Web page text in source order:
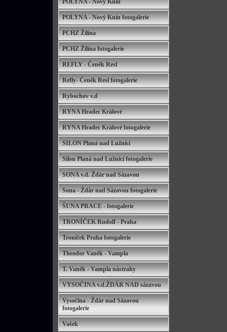
POLYNA - Nový Knín
POLYNA - Nový Knín fotogalerie
PCHZ Žilina
PCHZ Žilina fotogalerie
REFLY - Čeněk Resl
Refly- Čeněk Resl fotogalerie
Rybochov v.d
RYNA Hradec Králové
RYNA Hradec Králové fotogalerie
SILON Planá nad Lužnicí
Silon Planá nad Lužnicí fotogalerie
SONA v.d. Ždár nad Sázavou
Sona - Ždár nad Sázavou fotogalerie
ŠUNA PRACE - fotogalerie
TRONÍČEK Rudolf - Praha
Troníček Praha fotogalerie
Theodor Vaněk - Vampla
T. Vaněk - Vampla nástrahy
VYSOČINA v.d.ŽDÁR NAD sázavou
Vysočina - Ždár nad Sázavou
fotogalerie
Vašek